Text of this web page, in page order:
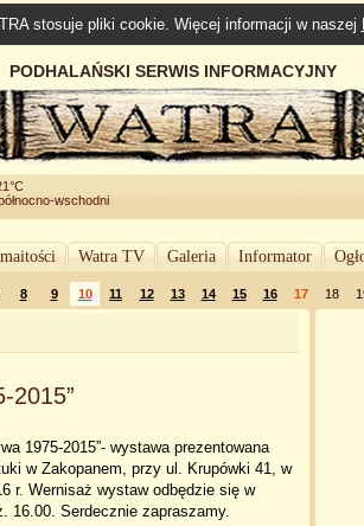
stosuje pliki cookie. Więcej informacji w naszej
PODHALAŃSKI SERWIS INFORMACYJNY
wschodni
Watra TV Galeria Informator
8 9 10 11 12 13 14 15 16 17 18
2015”
1975-2015”- wystawa prezentowana
w Zakopanem, przy ul. Krupówki 41, w
r. Wernisaż wystaw odbędzie się w
16.00. Serdecznie zapraszamy.